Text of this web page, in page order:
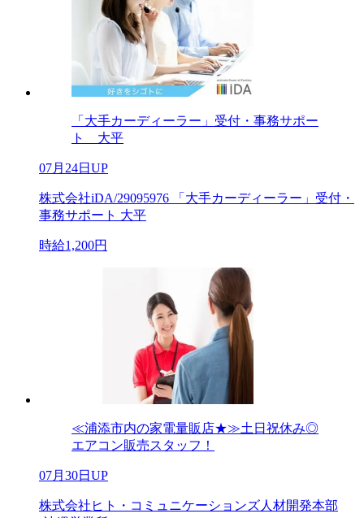
「大手カーディーラー」受付・事務サポー
ト 大平
07月24日UP
株式会社iDA/29095976 「大手カーディーラー」受付・
事務サポート 大平
時給1,200円
≪浦添市内の家電量販店★≫土日祝休み◎
エアコン販売スタッフ！
07月30日UP
株式会社ヒト・コミュニケーションズ人材開発本部